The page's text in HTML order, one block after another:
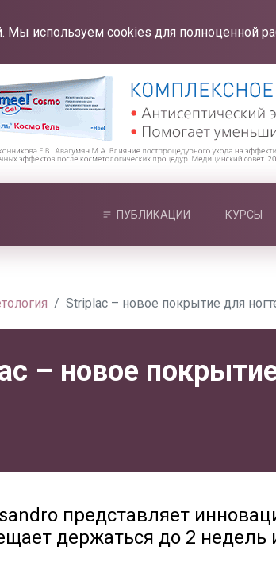
Мы используем cookies для полноценной
ПУБЛИКАЦИИ КУРСЫ
Striplac – новое покрытие для
– новое
представляет
держаться до 2 недель